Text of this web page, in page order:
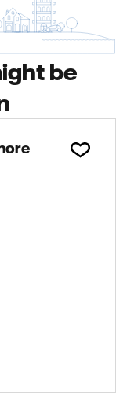
be